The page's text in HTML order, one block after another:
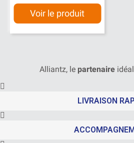
Voir le produit
Alliantz, le partenaireidéal
LIVRAISON